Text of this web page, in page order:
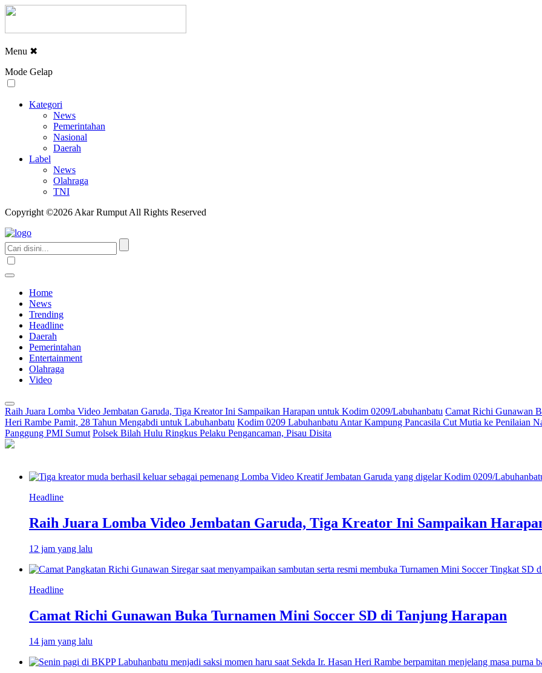
Menu ✖
Mode Gelap
Kategori
News
Pemerintahan
Nasional
Daerah
Label
News
Olahraga
TNI
Copyright ©2026 Akar Rumput All Rights Reserved
Home
News
Trending
Headline
Daerah
Pemerintahan
Entertainment
Olahraga
Video
Raih Juara Lomba Video Jembatan Garuda, Tiga Kreator Ini Sampaikan Harapan untuk Kodim 0209/Labuhanbatu Camat Richi Gunawan
Heri Rambe Pamit, 28 Tahun Mengabdi untuk Labuhanbatu Kodim 0209 Labuhanbatu Antar Kampung Pancasila Cut Mutia ke Penilaian
Panggung PMI Sumut Polsek Bilah Hulu Ringkus Pelaku Pengancaman, Pisau Disita
Headline
Raih Juara Lomba Video Jembatan Garuda, Tiga Kreator Ini Sampaikan
12 jam yang lalu
Headline
Camat Richi Gunawan Buka Turnamen Mini Soccer SD di Tanjung Harapan
14 jam yang lalu